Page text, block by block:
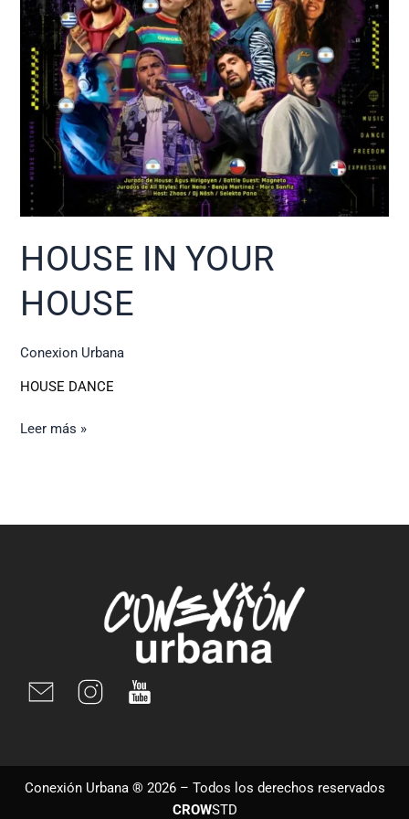
HOUSE IN YOUR
HOUSE
Conexion Urbana
HOUSE DANCE
Leer más »
Conexión Urbana ® 2026 – Todos los derechos reservados
CROWSTD